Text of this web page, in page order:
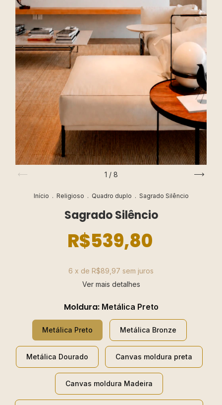
1 / 8
Início . Religioso . Quadro duplo . Sagrado Silêncio
Sagrado Silêncio
R$539,80
6 x de R$89,97 sem juros
Ver mais detalhes
Moldura: Metálica Preto
Metálica Preto Metálica Bronze
Metálica Dourado Canvas moldura preta
Canvas moldura Madeira